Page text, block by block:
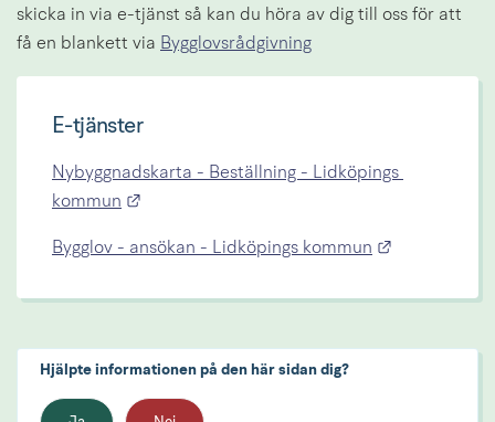
skicka in via e-tjänst så kan du höra av dig till oss för att
få en blankett via Bygglovsrådgivning
E-tjänster
Nybyggnadskarta - Beställning - Lidköpings
kommun
Bygglov - ansökan - Lidköpings kommun
Hjälpte informationen på den här sidan dig?